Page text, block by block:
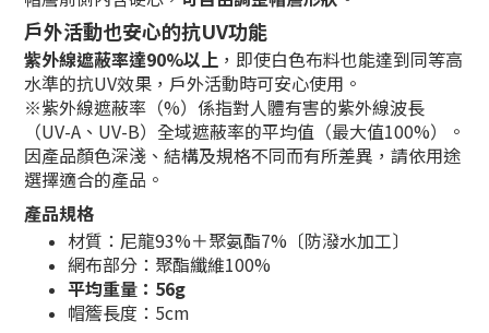
戶外活動也安心的抗UV功能
紫外線遮蔽率達90%以上 ，即使白色布料也能達到同等高
水準的抗UV效果，戶外活動時可安心使用。
※紫外線遮蔽率（%）係指對人體有害的紫外線波長
（UV-A、UV-B）全域遮蔽率的平均值（最大值100%）。
因產品顏色深淺、結構及規格不同而有所差異，請依用途
選擇適合的產品。
產品規格
材質：尼龍93%＋聚氨酯7%〔防潑水加工〕
網布部分：聚酯纖維100%
平均重量：56g
帽簷長度：5cm